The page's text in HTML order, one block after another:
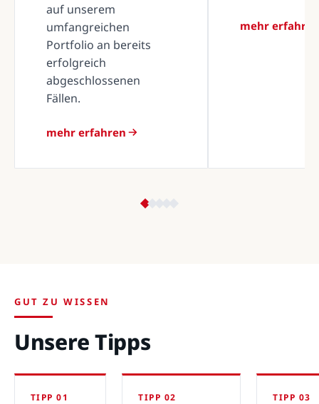
auf unserem
umfangreichen
Portfolio an bereits
erfolgreich
abgeschlossenen
Fällen.
mehr erfahren
mehr erfahren
GUT ZU WISSEN
Unsere Tipps
TIPP 01 TIPP 02 TIPP 03